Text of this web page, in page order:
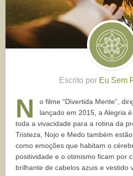
Escrito por Eu Sem
N
o filme “Divertida Mente”,
lançado em 2015, a Alegria
toda a vivacidade para a rotina da
Tristeza, Nojo e Medo também
como emoções que habitam o
positividade e o otimismo ficam por
brilhante de cabelos azuis e vestido